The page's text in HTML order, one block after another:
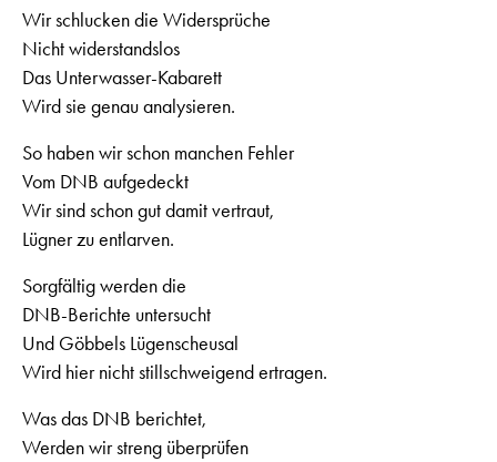
Wir schlucken die Widersprüche
Nicht widerstandslos
Das Unterwasser-Kabarett
Wird sie genau analysieren.
So haben wir schon manchen Fehler
Vom DNB aufgedeckt
Wir sind schon gut damit vertraut,
Lügner zu entlarven.
Sorgfältig werden die
DNB-Berichte untersucht
Und Göbbels Lügenscheusal
Wird hier nicht stillschweigend ertragen.
Was das DNB berichtet,
Werden wir streng überprüfen